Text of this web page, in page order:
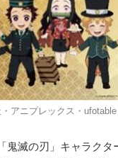
アニプレックス・ufotable
鬼滅の刃」キャラク